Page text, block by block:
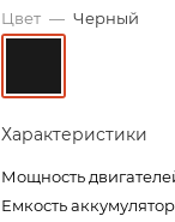
Цвет — Черный
Характеристики
Мощность
Емкость